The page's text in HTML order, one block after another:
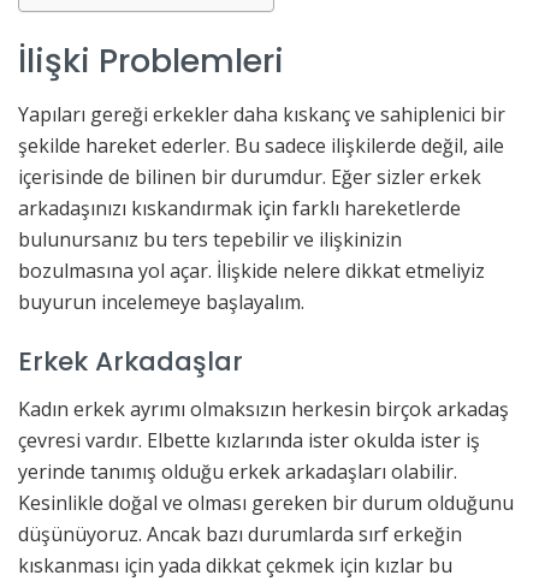
İlişki Problemleri
Yapıları gereği erkekler daha kıskanç ve sahiplenici bir
şekilde hareket ederler. Bu sadece ilişkilerde değil, aile
içerisinde de bilinen bir durumdur. Eğer sizler erkek
arkadaşınızı kıskandırmak için farklı hareketlerde
bulunursanız bu ters tepebilir ve ilişkinizin
bozulmasına yol açar. İlişkide nelere dikkat etmeliyiz
buyurun incelemeye başlayalım.
Erkek Arkadaşlar
Kadın erkek ayrımı olmaksızın herkesin birçok arkadaş
çevresi vardır. Elbette kızlarında ister okulda ister iş
yerinde tanımış olduğu erkek arkadaşları olabilir.
Kesinlikle doğal ve olması gereken bir durum olduğunu
düşünüyoruz. Ancak bazı durumlarda sırf erkeğin
kıskanması için yada dikkat çekmek için kızlar bu